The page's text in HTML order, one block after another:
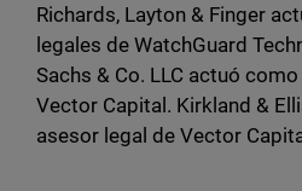
Richards, Layton & Finger
legales de WatchGuard
Sachs & Co. LLC actuó
Vector Capital. Kirkland &
asesor legal de Vector